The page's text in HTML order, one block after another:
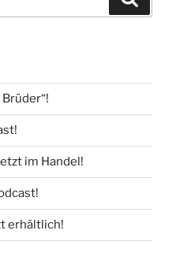
im Handel!
erhältlich!